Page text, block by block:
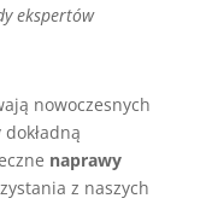
ekspertów
nowoczesnych
naprawy
z naszych